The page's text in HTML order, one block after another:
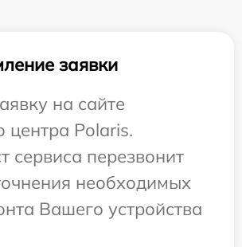
заявки
на сайте
центра Polaris.
сервиса перезвонит
необходимых
Вашего устройства